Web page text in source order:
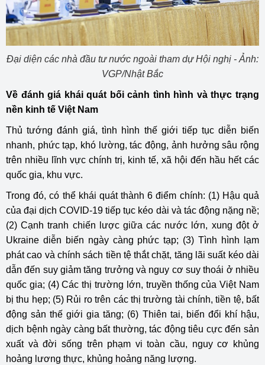
Đại diện các nhà đầu tư nước ngoài tham dự Hội nghị - Ảnh:
VGP/Nhật Bắc
Về đánh giá khái quát bối cảnh tình hình và thực trạng
nền kinh tế Việt Nam
Thủ tướng đánh giá, tình hình thế giới tiếp tục diễn biến
nhanh, phức tạp, khó lường, tác động, ảnh hưởng sâu rộng
trên nhiều lĩnh vực chính trị, kinh tế, xã hội đến hầu hết các
quốc gia, khu vực.
Trong đó, có thể khái quát thành 6 điểm chính: (1) Hậu quả
của đại dịch COVID-19 tiếp tục kéo dài và tác động nặng nề;
(2) Cạnh tranh chiến lược giữa các nước lớn, xung đột ở
Ukraine diễn biến ngày càng phức tạp; (3) Tình hình lạm
phát cao và chính sách tiền tệ thắt chặt, tăng lãi suất kéo dài
dẫn đến suy giảm tăng trưởng và nguy cơ suy thoái ở nhiều
quốc gia; (4) Các thị trường lớn, truyền thống của Việt Nam
bị thu hẹp; (5) Rủi ro trên các thị trường tài chính, tiền tệ, bất
động sản thế giới gia tăng; (6) Thiên tai, biến đổi khí hậu,
dịch bệnh ngày càng bất thường, tác động tiêu cực đến sản
xuất và đời sống trên phạm vi toàn cầu, nguy cơ khủng
hoảng lương thực, khủng hoảng năng lượng.